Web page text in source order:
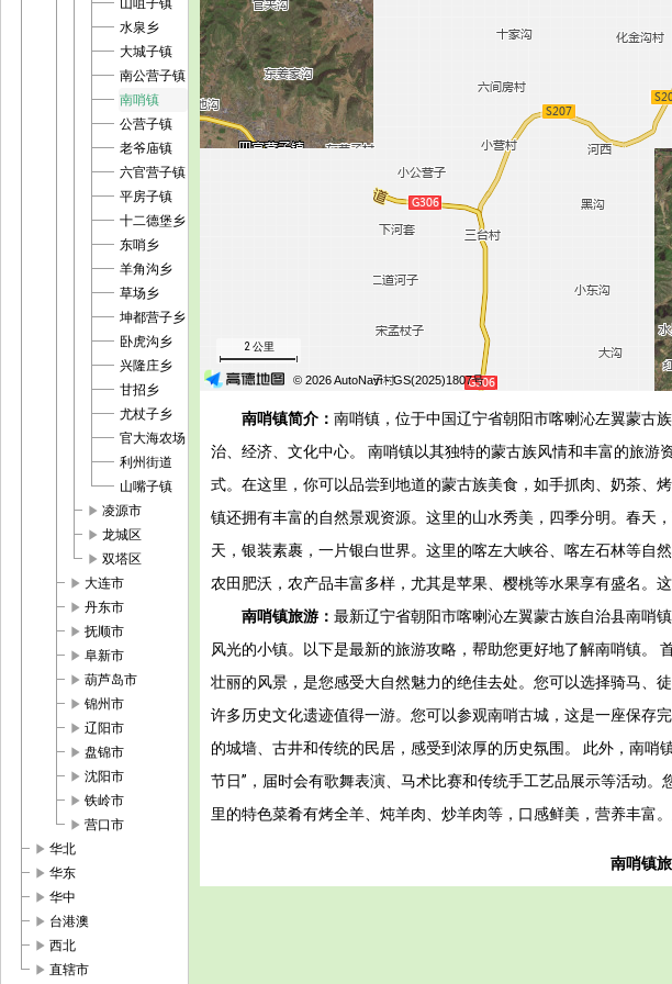
山咀子镇
水泉乡
大城子镇
南公营子镇
南哨镇
公营子镇
老爷庙镇
六官营子镇
平房子镇
十二德堡乡
东哨乡
羊角沟乡
草场乡
坤都营子乡
卧虎沟乡
兴隆庄乡
甘招乡
尤杖子乡
官大海农场
利州街道
山嘴子镇
play_arrow 凌源市
play_arrow 龙城区
play_arrow 双塔区
play_arrow 大连市
play_arrow 丹东市
play_arrow 抚顺市
play_arrow 阜新市
play_arrow 葫芦岛市
play_arrow 锦州市
play_arrow 辽阳市
play_arrow 盘锦市
play_arrow 沈阳市
play_arrow 铁岭市
play_arrow 营口市
play_arrow 华北
play_arrow 华东
play_arrow 华中
play_arrow 台港澳
play_arrow 西北
play_arrow 直辖市
2 公里
© 2026 AutoNavi- GS(2025)1807号
南哨镇简介： 南哨镇，位于中国辽宁省朝阳市喀喇沁左翼蒙古
治、经济、文化中心。 南哨镇以其独特的蒙古族风情和丰富的旅
式。在这里，你可以品尝到地道的蒙古族美食，如手抓肉、奶茶、
镇还拥有丰富的自然景观资源。这里的山水秀美，四季分明。春天
天，银装素裹，一片银白世界。这里的喀左大峡谷、喀左石林等自
农田肥沃，农产品丰富多样，尤其是苹果、樱桃等水果享有盛名。
南哨镇旅游： 最新辽宁省朝阳市喀喇沁左翼蒙古族自治县南哨
风光的小镇。以下是最新的旅游攻略，帮助您更好地了解南哨镇
壮丽的风景，是您感受大自然魅力的绝佳去处。您可以选择骑马、
许多历史文化遗迹值得一游。您可以参观南哨古城，这是一座保存
的城墙、古井和传统的民居，感受到浓厚的历史氛围。 此外，南
节日”，届时会有歌舞表演、马术比赛和传统手工艺品展示等活动
里的特色菜肴有烤全羊、炖羊肉、炒羊肉等，口感鲜美，营养丰富
南哨镇